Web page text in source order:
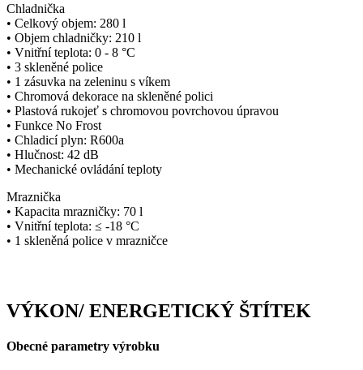
Chladnička
• Celkový objem: 280 l
• Objem chladničky: 210 l
• Vnitřní teplota: 0 - 8 °C
• 3 skleněné police
• 1 zásuvka na zeleninu s víkem
• Chromová dekorace na skleněné polici
• Plastová rukojeť s chromovou povrchovou úpravou
• Funkce No Frost
• Chladicí plyn: R600a
• Hlučnost: 42 dB
• Mechanické ovládání teploty
Mraznička
• Kapacita mrazničky: 70 l
• Vnitřní teplota: ≤ -18 °C
• 1 skleněná police v mrazničce
VÝKON/ ENERGETICKÝ ŠTÍTEK
Obecné parametry výrobku